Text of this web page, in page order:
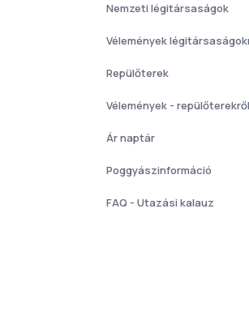
Nemzeti légitársaságok
Vélemények
Repülőterek
Vélemények - repülőterekről
Ár naptár
Poggyászinformáció
FAQ - Utazási kalauz